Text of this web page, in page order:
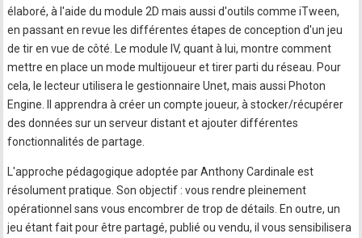
élaboré, à l'aide du module 2D mais aussi d'outils comme iTween,
en passant en revue les différentes étapes de conception d'un jeu
de tir en vue de côté. Le module IV, quant à lui, montre comment
mettre en place un mode multijoueur et tirer parti du réseau. Pour
cela, le lecteur utilisera le gestionnaire Unet, mais aussi Photon
Engine. Il apprendra à créer un compte joueur, à stocker/récupérer
des données sur un serveur distant et ajouter différentes
fonctionnalités de partage.
L'approche pédagogique adoptée par Anthony Cardinale est
résolument pratique. Son objectif : vous rendre pleinement
opérationnel sans vous encombrer de trop de détails. En outre, un
jeu étant fait pour être partagé, publié ou vendu, il vous sensibilisera